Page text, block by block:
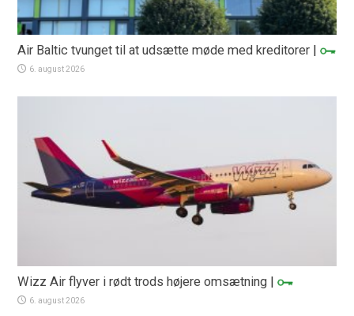
Air Baltic tvunget til at udsætte møde med kreditorer |
6. august 2026
Wizz Air flyver i rødt trods højere omsætning |
6. august 2026